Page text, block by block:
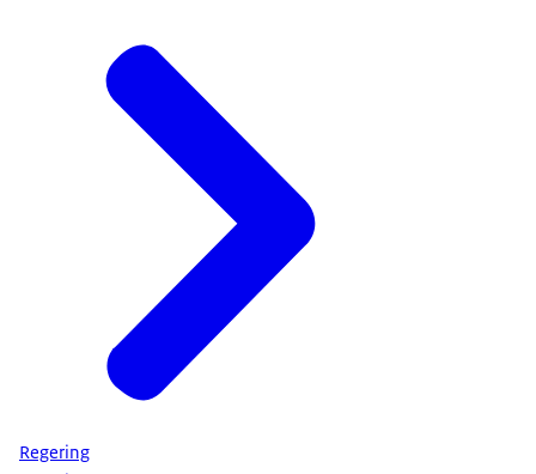
Regering